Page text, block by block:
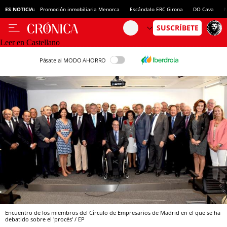
ES NOTICIA: Promoción inmobiliaria Menorca Escándalo ERC Girona DO Cava
Leer en Castellano
Pásate al MODO AHORRO
Encuentro de los miembros del Círculo de Empresarios de Madrid en el que se ha
debatido sobre el 'procés' / EP